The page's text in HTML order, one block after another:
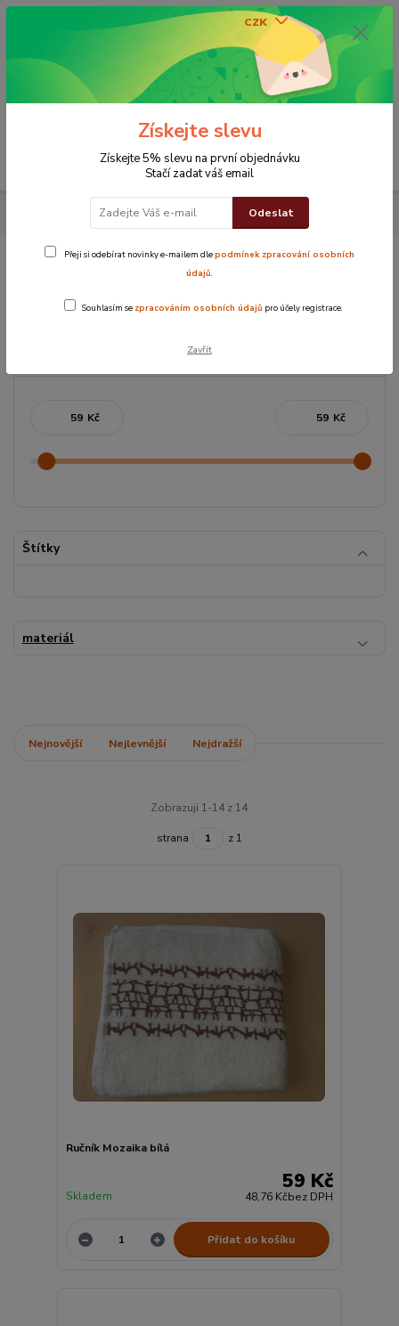
CZK
0 Kč
Ručníky Ručník Mix
Kč Kč
Štítky
materiál
Nejnovější Nejlevnější Nejdražší
Zobrazuji 1-14 z 14
strana z 1
Ručník Mozaika bílá
59 Kč
48,76 Kčbez DPH
Skladem
Přidat do košíku
Získejte slevu
Získejte 5% slevu na první objednávku
Stačí zadat váš email
Odeslat
Přeji si odebírat novinky e-mailem dlepodmínek zpracování osobních
údajů.
Souhlasím se zpracováním osobních údajů pro účely registrace.
Zavřít